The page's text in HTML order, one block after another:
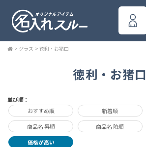
> グラス > 徳利・お猪口
徳利・お猪口
並び順：
おすすめ順
新着順
商品名 昇順 商品名 降順
価格が高い